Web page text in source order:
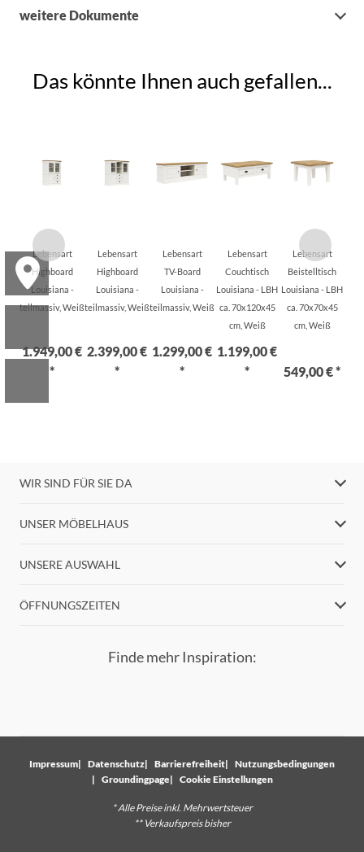
weitere Dokumente
Das könnte Ihnen auch gefallen...
Lebensart
Highboard
Louisiana -
teilmassiv, Weiß
1.949,00 €
*
Lebensart
Highboard
Louisiana -
teilmassiv, Weiß
2.399,00 €
*
Lebensart
TV-Board
Louisiana -
teilmassiv, Weiß
1.299,00 €
*
Lebensart
Couchtisch
Louisiana - LBH
ca. 70x120x45
cm, Weiß
1.199,00 €
*
Lebensart
Beistelltisch
Louisiana - LBH
ca. 70x70x45
cm, Weiß
549,00 € *
WIR SIND FÜR SIE DA
UNSER MÖBELHAUS
UNSERE AUSWAHL
ÖFFNUNGSZEITEN
Finde mehr Inspiration:
Impressum Datenschutz Barrierefreiheit
Nutzungsbedingungen
Groundingpage
Cookie Einstellungen
* Alle Preise inkl. Mehrwertsteuer
** Verkaufspreis bisher